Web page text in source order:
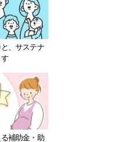
、サステナ
補助金・助